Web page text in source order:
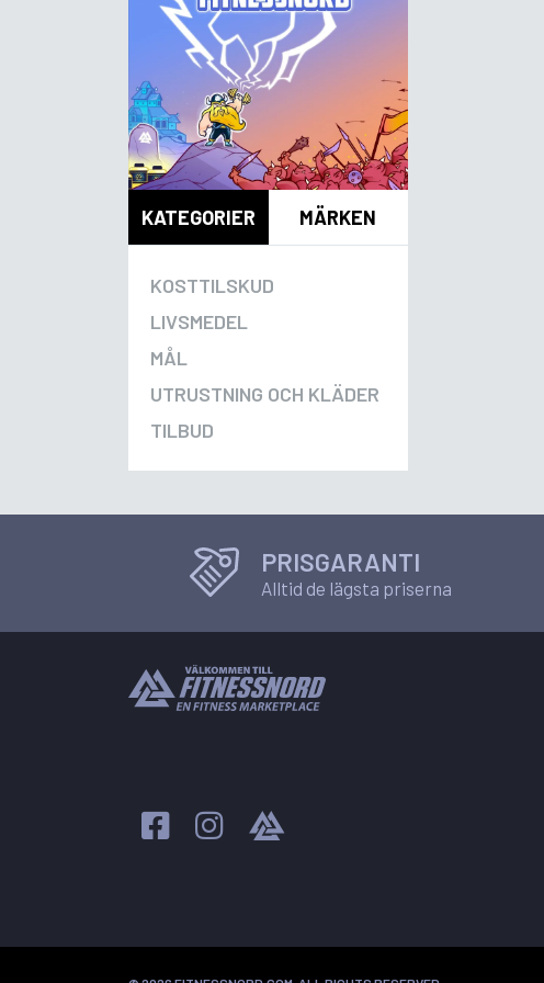
KATEGORIER MÄRKEN
KOSTTILSKUD
LIVSMEDEL
MÅL
UTRUSTNING OCH KLÄDER
TILBUD
PRISGARANTI
Alltid de lägsta priserna